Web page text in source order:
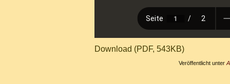
Download (PDF, 543KB)
Veröffentlicht unter